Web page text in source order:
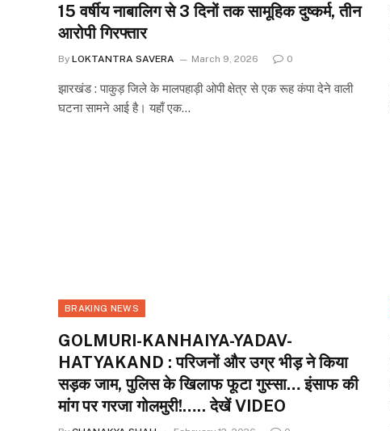
15 वर्षीय नाबालिग से 3 दिनों तक सामूहिक दुष्कर्म, तीन
आरोपी गिरफ्तार
By LOKTANTRA SAVERA March 9, 2026 0
झारखंड : पाकुड़ जिले के मालपहाड़ी ओपी क्षेत्र से एक रूह कंपा देने वाली
घटना सामने आई है। यहाँ एक…
BRAKING NEWS
GOLMURI-KANHAIYA-YADAV-
HATYAKAND : परिजनों और उग्र भीड़ ने किया
सड़क जाम, पुलिस के खिलाफ फूटा गुस्सा… इंसाफ की
मांग पर गरजा गोलमुरी!….. देखें VIDEO